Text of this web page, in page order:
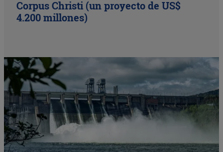
Corpus Christi (un proyecto de US$
4.200 millones)